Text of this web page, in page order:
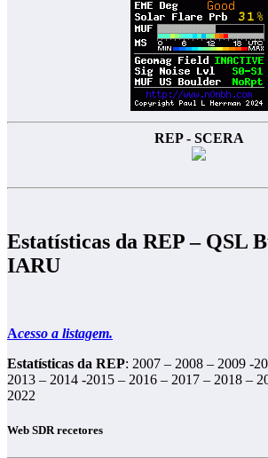
REP - SCERA
Estatísticas da REP – QSL
IARU
Acesso a listagem.
Estatísticas da REP: 2007 – 2008 – 2009 -
2013 – 2014 -2015 – 2016 – 2017 – 2018 –
2022
Web SDR recetores